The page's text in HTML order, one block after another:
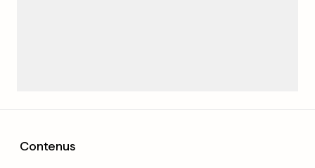
Contenus